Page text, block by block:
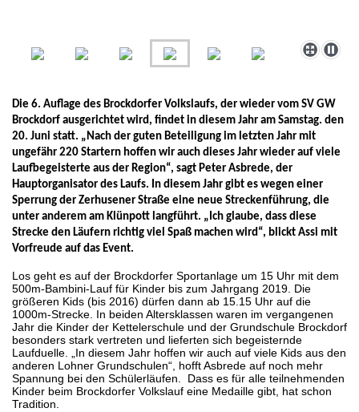
Die 6. Auflage des Brockdorfer Volkslaufs, der wieder vom SV GW
Brockdorf ausgerichtet wird, findet in diesem Jahr am Samstag. den
20. Juni statt. „Nach der guten Beteiligung im letzten Jahr mit
ungefähr 220 Startern hoffen wir auch dieses Jahr wieder auf viele
Laufbegeisterte aus der Region“, sagt Peter Asbrede, der
Hauptorganisator des Laufs. In diesem Jahr gibt es wegen einer
Sperrung der Zerhusener Straße eine neue Streckenführung, die
unter anderem am Klünpott langführt. „Ich glaube, dass diese
Strecke den Läufern richtig viel Spaß machen wird“, blickt Assi mit
Vorfreude auf das Event.
Los geht es auf der Brockdorfer Sportanlage um 15 Uhr mit dem
500m-Bambini-Lauf für Kinder bis zum Jahrgang 2019. Die
größeren Kids (bis 2016) dürfen dann ab 15.15 Uhr auf die
1000m-Strecke. In beiden Altersklassen waren im vergangenen
Jahr die Kinder der Kettelerschule und der Grundschule Brockdorf
besonders stark vertreten und lieferten sich begeisternde
Laufduelle. „In diesem Jahr hoffen wir auch auf viele Kids aus den
anderen Lohner Grundschulen“, hofft Asbrede auf noch mehr
Spannung bei den Schülerläufen. Dass es für alle teilnehmenden
Kinder beim Brockdorfer Volkslauf eine Medaille gibt, hat schon
Tradition.